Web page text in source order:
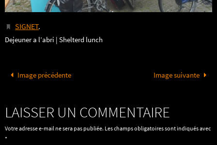
SIGNET.
Dejeuner a l’abri | Shelterd lunch
Image précédente Image suivante
LAISSER UN COMMENTAIRE
Votre adresse e-mail ne sera pas publiée. Les champs obligatoires sont indiqués avec
*